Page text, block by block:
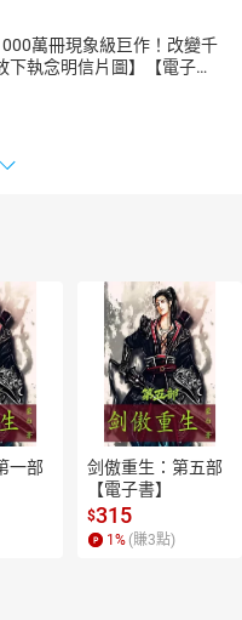
萬冊現象級巨作！改變千
下執念明信片圖】【電子
一部
剑傲重生：第五部
【電子書】
$315
1 % (賺3點)